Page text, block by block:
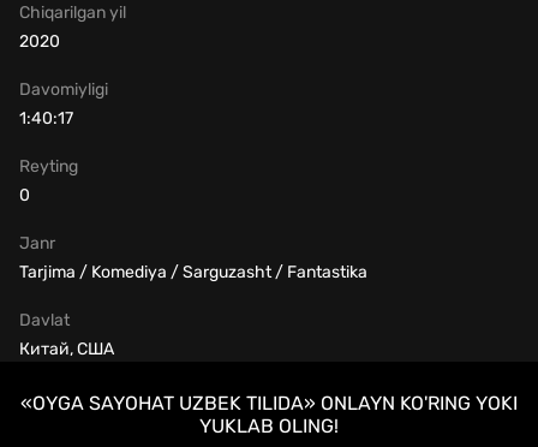
Chiqarilgan yil
2020
Janr
Tarjima / Komediya / Sarguzasht / Fantastika
Davomiyligi
1:40:17
Davlat
Китай, США
Reyting
0
«OYGA SAYOHAT UZBEK TILIDA» ONLAYN KO'RING YOKI
YUKLAB OLING!